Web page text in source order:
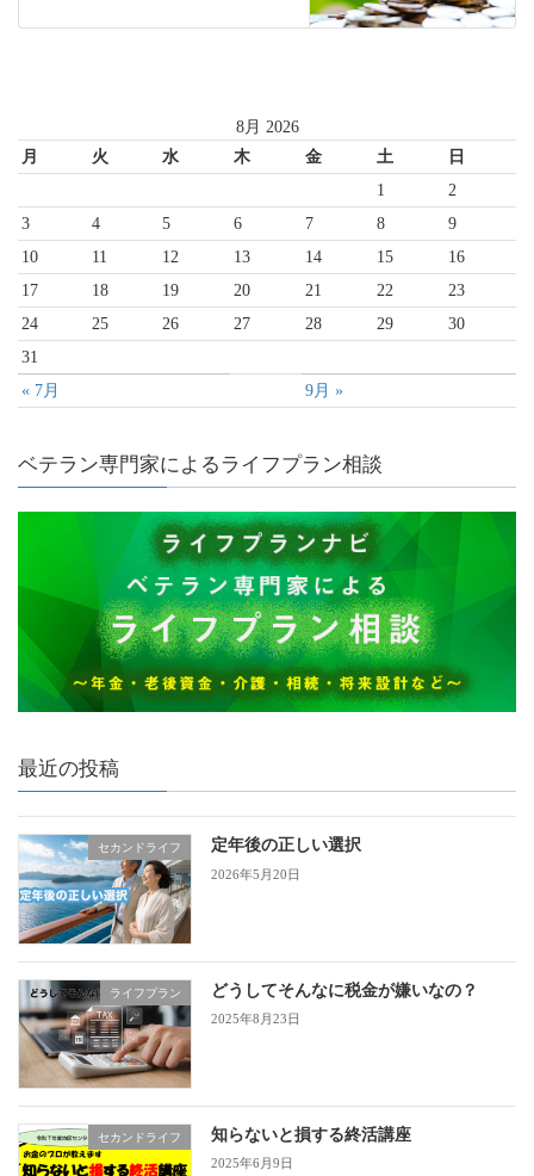
8月 2026
月
火 水 木 金 土
日
1
2
3
4 5 6 7 8
9
10
11 12 13 14 15
16
17
18 19 20 21 22
23
24
25 26 27 28 29
30
31
« 7月
9月 »
ベテラン専門家によるライフプラン相談
最近の投稿
セカンドライフ 定年後の正しい選択
2026年5月20日
ライフプラン どうしてそんなに税金が嫌いなの？
2025年8月23日
セカンドライフ 知らないと損する終活講座
2025年6月9日